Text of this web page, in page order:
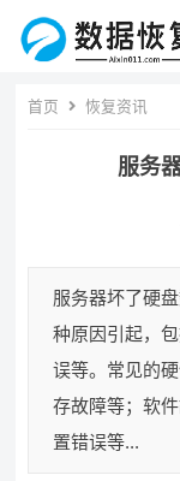
首页 恢复资讯
服务
服务器坏了硬
种原因引起，
误等。常见的
存故障等；软
置错误等...